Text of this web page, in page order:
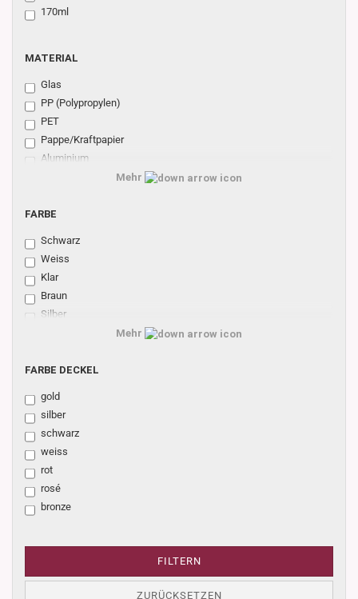
170ml
MATERIAL
MATERIAL
Glas
PP (Polypropylen)
PET
Pappe/Kraftpapier
Aluminium
Mehr
FARBE
FARBE
Schwarz
Weiss
Klar
Braun
Silber
Mehr
FARBE
FARBE DECKEL
gold
silber
schwarz
weiss
rot
rosé
bronze
FILTERN
ZURÜCKSETZEN